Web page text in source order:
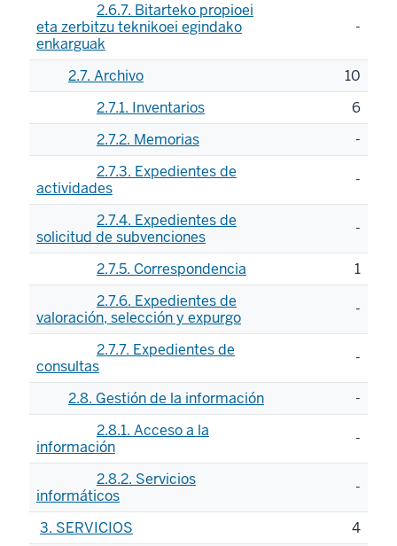
2.6.7. Bitarteko propioei
eta zerbitzu teknikoei egindako
enkarguak
-
2.7. Archivo
10
2.7.1. Inventarios
6
2.7.2. Memorias
-
2.7.3. Expedientes de
actividades
-
2.7.4. Expedientes de
solicitud de subvenciones
-
2.7.5. Correspondencia
1
2.7.6. Expedientes de
valoración, selección y expurgo
-
2.7.7. Expedientes de
consultas
-
2.8. Gestión de la información
-
2.8.1. Acceso a la
información
-
2.8.2. Servicios
informáticos
-
3. SERVICIOS
4